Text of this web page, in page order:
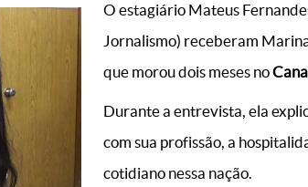
O estagiário Mateus
Jornalismo) receberam
que morou dois meses no
Durante a entrevista, ela
com sua profissão, a
cotidiano nessa nação.